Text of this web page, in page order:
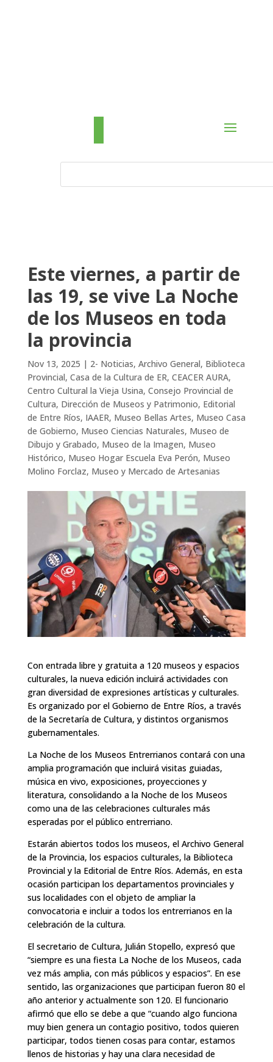
Este viernes, a partir de
las 19, se vive La Noche
de los Museos en toda
la provincia
Nov 13, 2025 | 2- Noticias, Archivo General, Biblioteca
Provincial, Casa de la Cultura de ER, CEACER AURA,
Centro Cultural la Vieja Usina, Consejo Provincial de
Cultura, Dirección de Museos y Patrimonio, Editorial
de Entre Ríos, IAAER, Museo Bellas Artes, Museo Casa
de Gobierno, Museo Ciencias Naturales, Museo de
Dibujo y Grabado, Museo de la Imagen, Museo
Histórico, Museo Hogar Escuela Eva Perón, Museo
Molino Forclaz, Museo y Mercado de Artesanias
Con entrada libre y gratuita a 120 museos y espacios
culturales, la nueva edición incluirá actividades con
gran diversidad de expresiones artísticas y culturales.
Es organizado por el Gobierno de Entre Ríos, a través
de la Secretaría de Cultura, y distintos organismos
gubernamentales.
La Noche de los Museos Entrerrianos contará con una
amplia programación que incluirá visitas guiadas,
música en vivo, exposiciones, proyecciones y
literatura, consolidando a la Noche de los Museos
como una de las celebraciones culturales más
esperadas por el público entrerriano.
Estarán abiertos todos los museos, el Archivo General
de la Provincia, los espacios culturales, la Biblioteca
Provincial y la Editorial de Entre Ríos. Además, en esta
ocasión participan los departamentos provinciales y
sus localidades con el objeto de ampliar la
convocatoria e incluir a todos los entrerrianos en la
celebración de la cultura.
El secretario de Cultura, Julián Stopello, expresó que
“siempre es una fiesta La Noche de los Museos, cada
vez más amplia, con más públicos y espacios”. En ese
sentido, las organizaciones que participan fueron 80 el
año anterior y actualmente son 120. El funcionario
afirmó que ello se debe a que “cuando algo funciona
muy bien genera un contagio positivo, todos quieren
participar, todos tienen cosas para contar, estamos
llenos de historias y hay una clara necesidad de